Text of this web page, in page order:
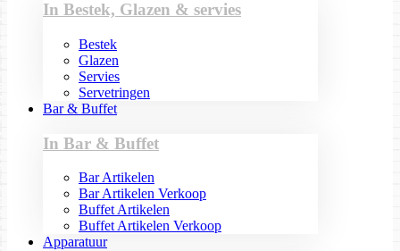
In Bestek, Glazen & servies
Bestek
Glazen
Servies
Servetringen
Bar & Buffet
In Bar & Buffet
Bar Artikelen
Bar Artikelen Verkoop
Buffet Artikelen
Buffet Artikelen Verkoop
Apparatuur